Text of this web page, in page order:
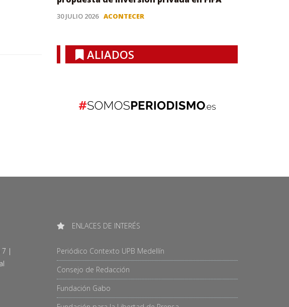
30 JULIO 2026 ACONTECER
ALIADOS
7 |
ENLACES DE INTERÉS
Periódico Contexto UPB Medellín
Consejo de Redacción
Fundación Gabo